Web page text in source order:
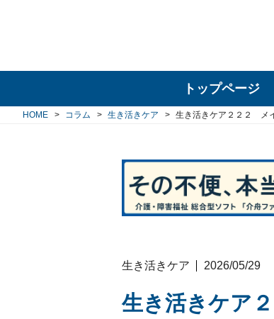
トップページ
HOME コラム 生き活きケア 生き活きケア２２２ メ
生き活きケア 2026/05/29
生き活きケア